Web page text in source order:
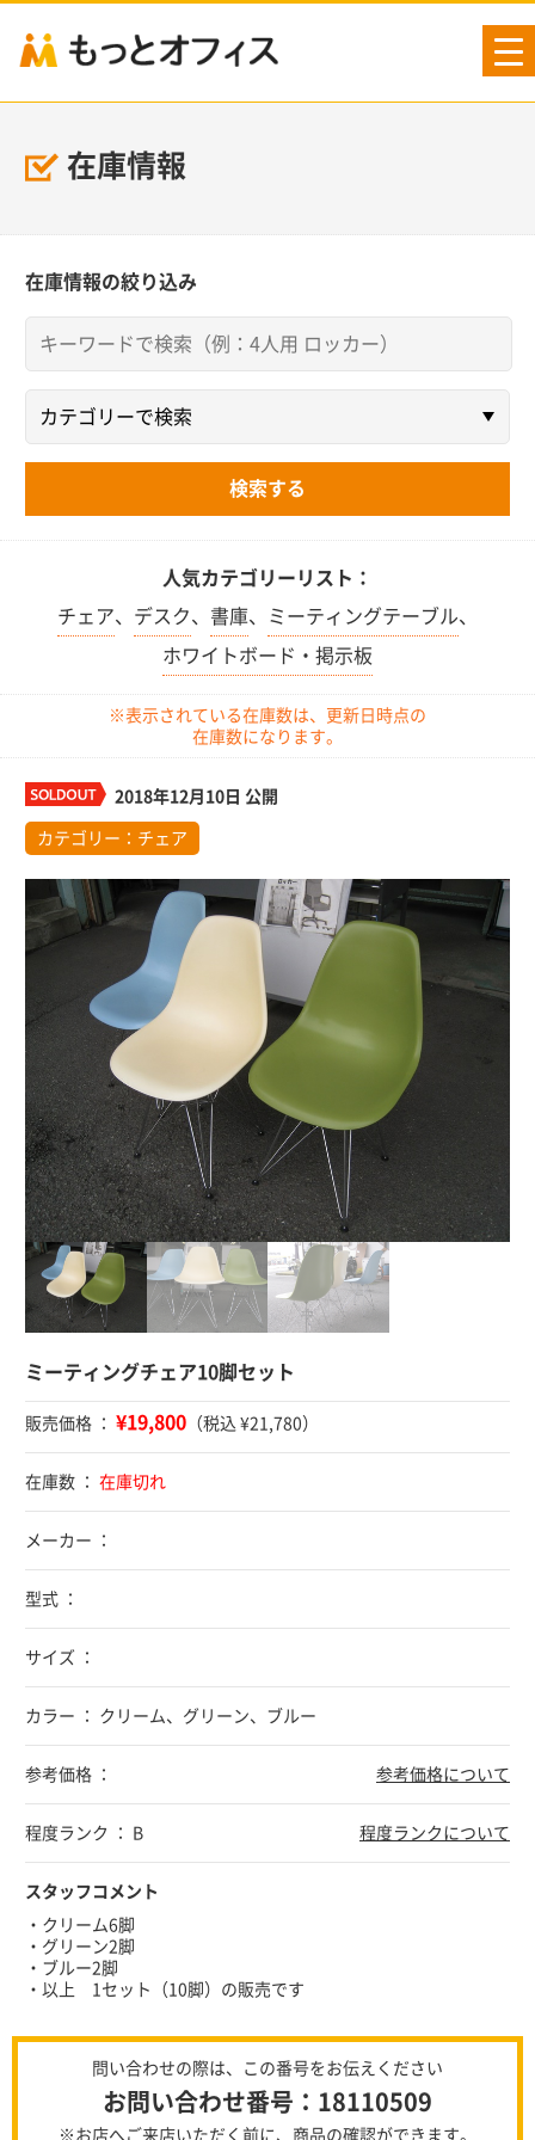
在庫情報
在庫情報の絞り込み
人気カテゴリーリスト：
チェア、 デスク、 書庫、 ミーティングテーブル、
ホワイトボード・掲示板
※表示されている在庫数は、更新日時点の
在庫数になります。
2018年12月10日 公開
カテゴリー： チェア
ミーティングチェア10脚セット
販売価格 ： ¥19,800 （税込 ¥21,780）
在庫数 ： 在庫切れ
メーカー ：
型式 ：
サイズ ：
カラー ： クリーム、グリーン、ブルー
参考価格 ： 参考価格について
程度ランク ： B 程度ランクについて
スタッフコメント
・クリーム6脚
・グリーン2脚
・ブルー2脚
・以上 1セット（10脚）の販売です
問い合わせの際は、この番号をお伝えください
お問い合わせ番号：18110509
※お店へご来店いただく前に、商品の確認ができます。